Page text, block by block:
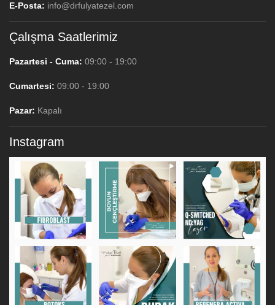
E-Posta: info@drfulyatezel.com
Çalışma Saatlerimiz
Pazartesi - Cuma: 09:00 - 19:00
Cumartesi: 09:00 - 19:00
Pazar: Kapalı
Instagram